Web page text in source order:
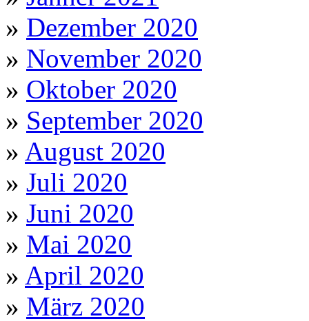
» Dezember 2020
» November 2020
» Oktober 2020
» September 2020
» August 2020
» Juli 2020
» Juni 2020
» Mai 2020
» April 2020
» März 2020